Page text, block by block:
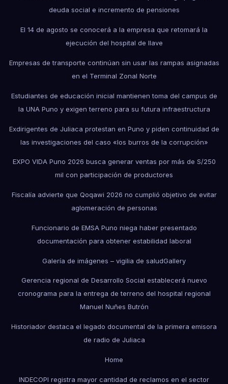
deuda social e incremento de pensiones
El 14 de agosto se conocerá a la empresa que retomará la
ejecución del hospital de Ilave
Empresas de transporte continúan sin usar las rampas asignadas
en el Terminal Zonal Norte
Estudiantes de educación inicial mantienen toma del campus de
la UNA Puno y exigen terreno para su futura infraestructura
Exdirigentes de Juliaca protestan en Puno y piden continuidad de
las investigaciones del caso «los burros de la corrupción»
EXPO VIDA Puno 2026 busca generar ventas por más de S/250
mil con participación de productores
Fiscalía advierte que Qoqawi 2026 no cumplió objetivo de evitar
aglomeración de personas
Funcionario de EMSA Puno niega haber presentado
documentación para obtener estabilidad laboral
Galería de imágenes – vigilia de saludGallery
Gerencia regional de Desarrollo Social establecerá nuevo
cronograma para la entrega de terreno del hospital regional
Manuel Nuñes Butrón
Historiador destaca el legado documental de la primera emisora
de radio de Juliaca
Home
INDECOPI registra mayor cantidad de reclamos en el sector